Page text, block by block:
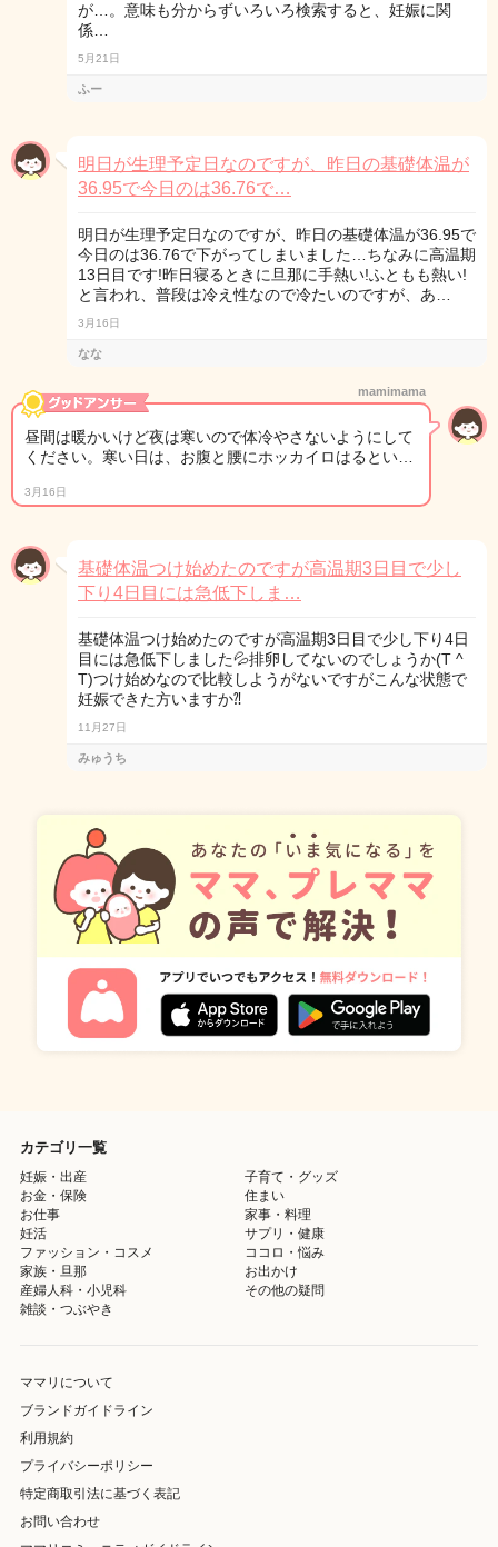
が…。意味も分からずいろいろ検索すると、妊娠に関
係…
5月21日
ふー
明日が生理予定日なのですが、昨日の基礎体温が
36.95で今日のは36.76で…
明日が生理予定日なのですが、昨日の基礎体温が36.95で
今日のは36.76で下がってしまいました…ちなみに高温期
13日目です!昨日寝るときに旦那に手熱い!ふともも熱い!
と言われ、普段は冷え性なので冷たいのですが、あ…
3月16日
なな
mamimama
昼間は暖かいけど夜は寒いので体冷やさないようにして
ください。寒い日は、お腹と腰にホッカイロはるとい…
3月16日
基礎体温つけ始めたのですが高温期3日目で少し
下り4日目には急低下しま…
基礎体温つけ始めたのですが高温期3日目で少し下り4日
目には急低下しました💦排卵してないのでしょうか(T ^
T)つけ始めなので比較しようがないですがこんな状態で
妊娠できた方いますか⁈
11月27日
みゅうち
カテゴリ一覧
妊娠・出産
子育て・グッズ
お金・保険
住まい
お仕事
家事・料理
妊活
サプリ・健康
ファッション・コスメ
ココロ・悩み
家族・旦那
お出かけ
産婦人科・小児科
その他の疑問
雑談・つぶやき
ママリについて
ブランドガイドライン
利用規約
プライバシーポリシー
特定商取引法に基づく表記
お問い合わせ